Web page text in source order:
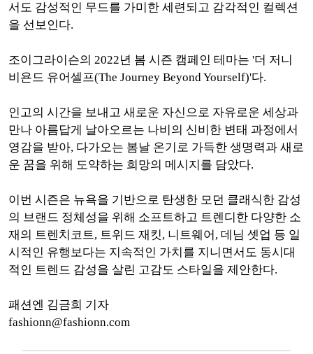
서도 감성적인 무드를 가미한 세련되고 감각적인 컬렉션
을 선보인다.
조이그라이슨의 2022년 봄 시즌 캠페인 테마는 '더 저니
비욘드 유어셀프(The Journey Beyond Yourself)'다.
인고의 시간을 보내고 새로운 자신으로 자유로운 세상과
만나 아름답게 날아오르는 나비의 신비한 변태 과정에서
영감을 받아, 다가오는 봄날 온기로 가득한 생명력과 새로
운 꿈을 위해 도약하는 희망의 메시지를 담았다.
이번 시즌은 뉴욕을 기반으로 탄생한 모던 클래식한 감성
의 브랜드 정체성을 위해 소프트하고 트렌디한 다양한 소
재의 트렌치코트, 트위드 재킷, 니트웨어, 데님 셋업 등 일
시적인 유행보다는 지속적인 가치를 지니면서도 동시대
적인 트렌드 감성을 살린 고감도 스타일을 제안한다.
패션엔 김금희 기자
fashionn@fashionn.com